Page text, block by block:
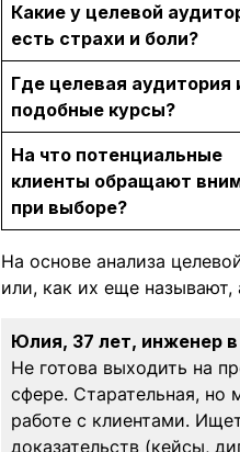
Какие у целевой
есть страхи и боли?
Где целевая аудитория
подобные курсы?
На что потенциальные
клиенты обращают
при выборе?
На основе анализа
или, как их еще
Юлия, 37 лет, инженер
Не готова выходить на
сфере. Старательная, но
работе с клиентами.
доказательств (кейсы,